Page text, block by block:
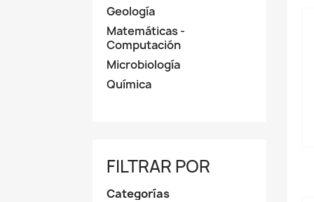
Geología
Matemáticas -
Computación
Microbiología
Química
FILTRAR POR
Categorías